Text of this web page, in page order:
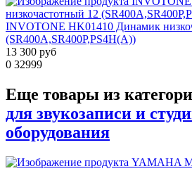
INVOTONE HK01410 Динамик
(SR400A,SR400P,PS4H(A))
13 300 руб
0 32999
Еще товары из
для звукозаписи и
оборудования